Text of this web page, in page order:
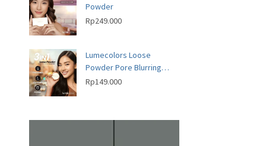
Powder
Rp249.000
Lumecolors Loose
Powder Pore Blurring
Effect With Oil Control
Rp149.000